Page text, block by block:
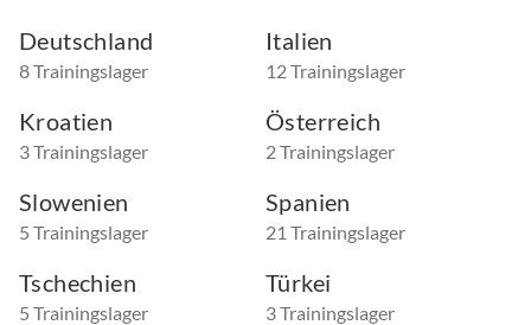
Deutschland
8 Trainingslager
Italien
12 Trainingslager
Kroatien
3 Trainingslager
Österreich
2 Trainingslager
Slowenien
5 Trainingslager
Spanien
21 Trainingslager
Tschechien
5 Trainingslager
Türkei
3 Trainingslager